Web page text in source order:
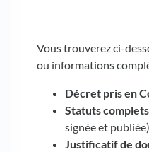
Vous trouverez ci-
ou informations
Décret pris en
Statuts
signée et
Justificatif de